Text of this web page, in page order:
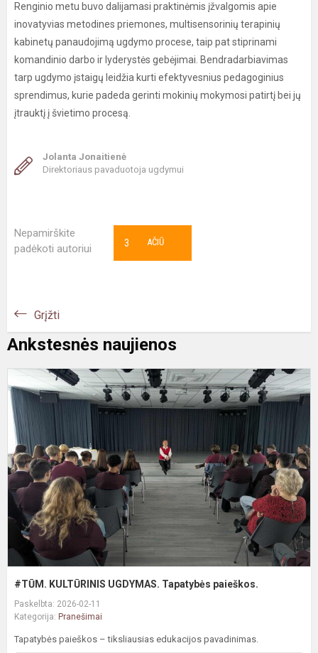
Renginio metu buvo dalijamasi praktinėmis įžvalgomis apie
inovatyvias metodines priemones, multisensorinių terapinių
kabinetų panaudojimą ugdymo procese, taip pat stiprinami
komandinio darbo ir lyderystės gebėjimai. Bendradarbiavimas
tarp ugdymo įstaigų leidžia kurti efektyvesnius pedagoginius
sprendimus, kurie padeda gerinti mokinių mokymosi patirtį bei jų
įtrauktį į švietimo procesą.
Jolanta Jonaitienė
Direktoriaus pavaduotoja ugdymui
Nepamirškite
padėkoti autoriui
AČIŪ
3
Grįžti
Ankstesnės naujienos
#TŪM. KULTŪRINIS UGDYMAS. Tapatybės paieškos.
Paskelbta: 2026-02-11
Kategorija: Pranešimai
Tapatybės paieškos – tiksliausias edukacijos pavadinimas.